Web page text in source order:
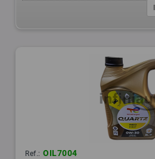
Ref.: OIL7004